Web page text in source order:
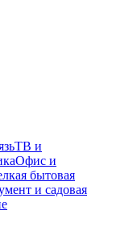
ТВ и
Офис и
бытовая
и садовая